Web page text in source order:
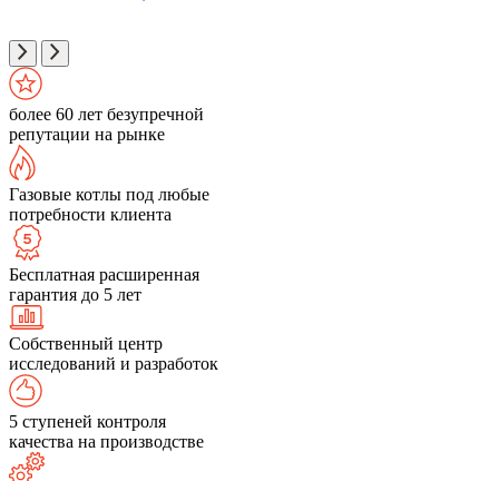
более 60 лет безупречной
репутации на рынке
Газовые котлы под любые
потребности клиента
Бесплатная расширенная
гарантия до 5 лет
Собственный центр
исследований и разработок
5 ступеней контроля
качества на производстве